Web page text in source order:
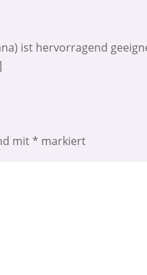
ist hervorragend
mit* markiert